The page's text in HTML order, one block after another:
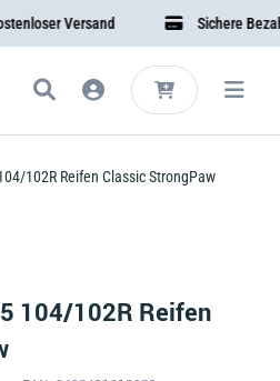
Versand Sichere
102R Reifen Classic StrongPaw
104/102R Reifen